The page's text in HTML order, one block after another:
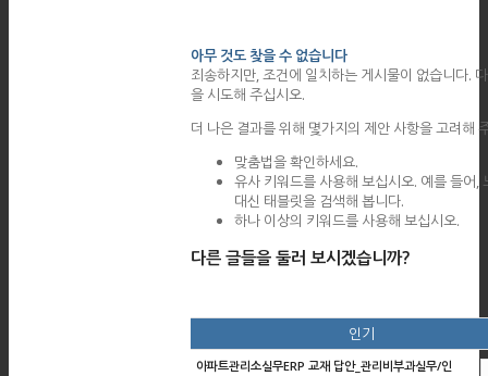
아무 것도 찾을 수 없습니다
죄송하지만, 조건에 일치하는 게시물이 없습니다.
을 시도해 주십시오.
더 나은 결과를 위해 몇가지의 제안 사항을 고려해
맞춤법을 확인하세요.
유사 키워드를 사용해 보십시오. 예를 들어,
대신 태블릿을 검색해 봅니다.
하나 이상의 키워드를 사용해 보십시오.
다른 글들을 둘러 보시겠습니까?
인기
아파트관리소실무ERP 교재 답안_관리비부과실무/인